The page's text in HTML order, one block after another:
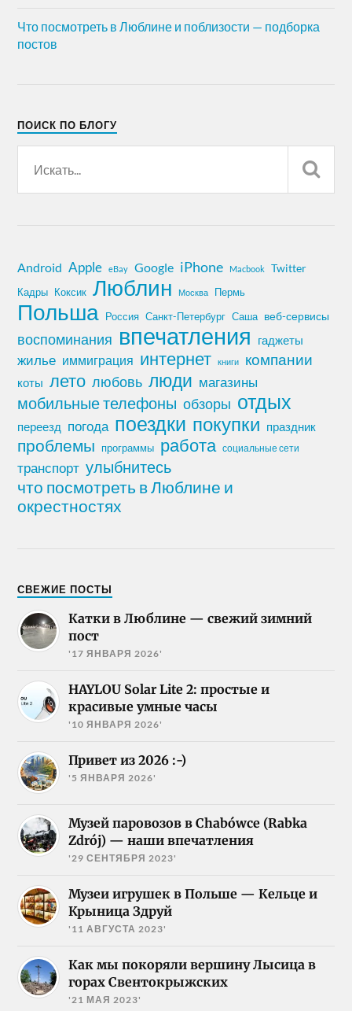
Что посмотреть в Люблине и поблизости — подборка
постов
ПОИСК ПО БЛОГУ
Android Apple eBay Google iPhone Macbook Twitter
Кадры Коксик Люблин Москва Пермь
Польша Россия Санкт-Петербург Саша веб-сервисы
воспоминания впечатления гаджеты
жилье иммиграция интернет книги компании
коты лето любовь люди магазины
мобильные телефоны обзоры отдых
переезд погода поездки покупки праздник
проблемы программы работа социальные сети
транспорт улыбнитесь
что посмотреть в Люблине и
окрестностях
СВЕЖИЕ ПОСТЫ
Катки в Люблине — свежий зимний
пост
'17 ЯНВАРЯ 2026'
HAYLOU Solar Lite 2: простые и
красивые умные часы
'10 ЯНВАРЯ 2026'
Привет из 2026 :-)
'5 ЯНВАРЯ 2026'
Музей паровозов в Chabówce (Rabka
Zdrój) — наши впечатления
'29 СЕНТЯБРЯ 2023'
Музеи игрушек в Польше — Кельце и
Крыница Здруй
'11 АВГУСТА 2023'
Как мы покоряли вершину Лысица в
горах Свентокрыжских
'21 МАЯ 2023'